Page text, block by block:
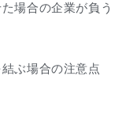
場合の企業が負う
ぶ場合の注意点